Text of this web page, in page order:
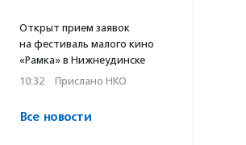
Открыт прием заявок
на фестиваль малого кино
«Рамка» в Нижнеудинске
10:32 · Прислано НКО
Все новости